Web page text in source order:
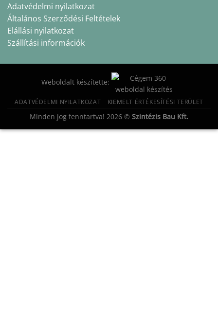
Adatvédelmi nyilatkozat
Általános Szerződési Feltételek
Elállási nyilatkozat
Szállítási információk
Weboldalt készítette:
ADATVÉDELMI NYILATKOZAT KIEMELT ÉRTÉKESÍTÉSI TERÜLET
Minden jog fenntartva! 2026 © Szintézis Bau Kft.